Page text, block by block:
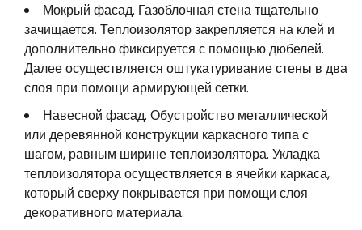
Мокрый фасад. Газоблочная стена тщательно
зачищается. Теплоизолятор закрепляется на клей и
дополнительно фиксируется с помощью дюбелей.
Далее осуществляется оштукатуривание стены в два
слоя при помощи армирующей сетки.
Навесной фасад. Обустройство металлической
или деревянной конструкции каркасного типа с
шагом, равным ширине теплоизолятора. Укладка
теплоизолятора осуществляется в ячейки каркаса,
который сверху покрывается при помощи слоя
декоративного материала.